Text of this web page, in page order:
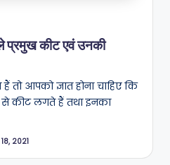
प्रमुख कीट एवं उनकी
आपको ज्ञात होना चाहिए कि
कीट लगते हैं तथा इनका
2021